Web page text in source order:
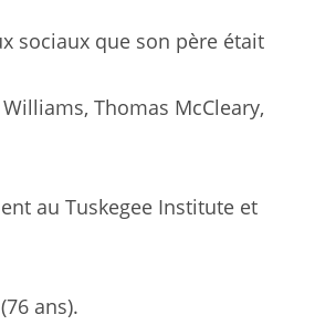
sociaux que son père était
Thomas McCleary,
au Tuskegee Institute et
ans).